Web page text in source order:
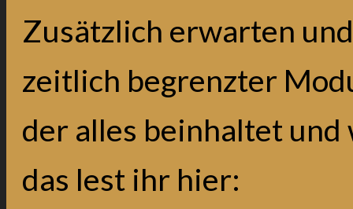
Zusätzlich erwarten
zeitlich begrenzter
der alles beinhaltet und
das lest ihr hier: